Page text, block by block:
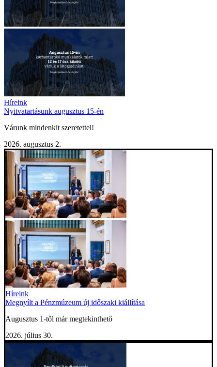
Híreink
Nyitvatartásunk augusztus 15-én
Várunk mindenkit szeretettel!
2026. augusztus 2.
Híreink
Megnyílt a Pénzmúzeum új időszaki kiállítása
Augusztus 1-től már megtekinthető
2026. július 30.